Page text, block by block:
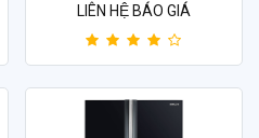
LIÊN HỆ BÁO GIÁ